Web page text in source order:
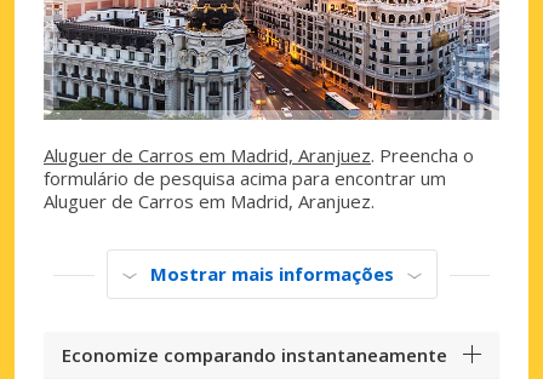
Aluguer de Carros em Madrid, Aranjuez. Preencha o
formulário de pesquisa acima para encontrar um
Aluguer de Carros em Madrid, Aranjuez.
Mostrar mais informações
Economize comparando instantaneamente